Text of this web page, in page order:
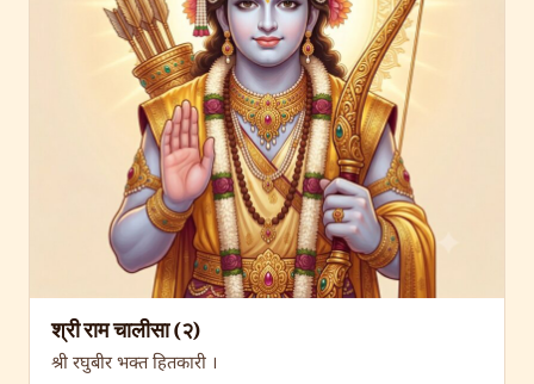
श्री राम चालीसा (२)
श्री रघुबीर भक्त हितकारी ।